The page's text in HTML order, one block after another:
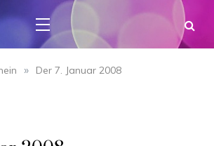
» Der 7. Januar 2008